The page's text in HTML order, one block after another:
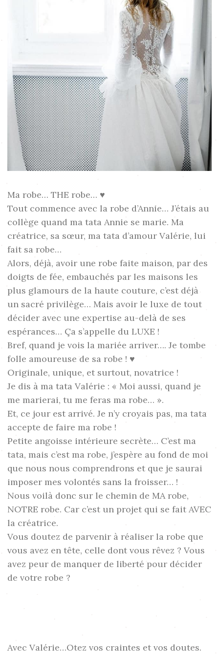
Ma robe… THE robe… ♥
Tout commence avec la robe d’Annie… J’étais au
collège quand ma tata Annie se marie. Ma
créatrice, sa sœur, ma tata d’amour Valérie, lui
fait sa robe…
Alors, déjà, avoir une robe faite maison, par des
doigts de fée, embauchés par les maisons les
plus glamours de la haute couture, c’est déjà
un sacré privilège… Mais avoir le luxe de tout
décider avec une expertise au-delà de ses
espérances… Ça s’appelle du LUXE !
Bref, quand je vois la mariée arriver…. Je tombe
folle amoureuse de sa robe ! ♥
Originale, unique, et surtout, novatrice !
Je dis à ma tata Valérie : « Moi aussi, quand je
me marierai, tu me feras ma robe… ».
Et, ce jour est arrivé. Je n’y croyais pas, ma tata
accepte de faire ma robe !
Petite angoisse intérieure secrète… C’est ma
tata, mais c’est ma robe, j’espère au fond de moi
que nous nous comprendrons et que je saurai
imposer mes volontés sans la froisser… !
Nous voilà donc sur le chemin de MA robe,
NOTRE robe. Car c’est un projet qui se fait AVEC
la créatrice.
Vous doutez de parvenir à réaliser la robe que
vous avez en tête, celle dont vous rêvez ? Vous
avez peur de manquer de liberté pour décider
de votre robe ?
Avec Valérie…Otez vos craintes et vos doutes.